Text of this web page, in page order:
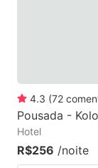
4.3 (72
Pousada -
Hotel
R$256 /noite